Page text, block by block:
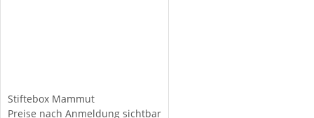
Stiftebox Mammut
Preise nach Anmeldung sichtbar